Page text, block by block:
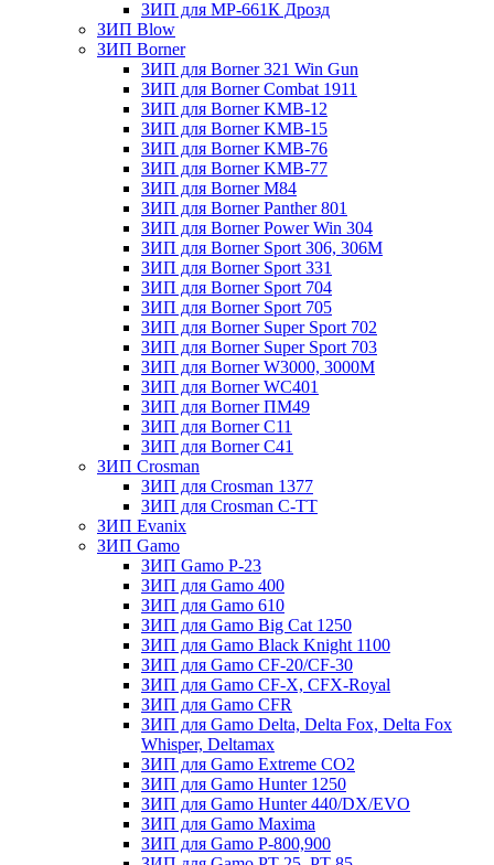
ЗИП для МР-661К Дрозд
ЗИП Blow
ЗИП Borner
ЗИП для Borner 321 Win Gun
ЗИП для Borner Combat 1911
ЗИП для Borner KMB-12
ЗИП для Borner KMB-15
ЗИП для Borner KMB-76
ЗИП для Borner KMB-77
ЗИП для Borner M84
ЗИП для Borner Panther 801
ЗИП для Borner Power Win 304
ЗИП для Borner Sport 306, 306M
ЗИП для Borner Sport 331
ЗИП для Borner Sport 704
ЗИП для Borner Sport 705
ЗИП для Borner Super Sport 702
ЗИП для Borner Super Sport 703
ЗИП для Borner W3000, 3000М
ЗИП для Borner WC401
ЗИП для Borner ПМ49
ЗИП для Borner С11
ЗИП для Borner С41
ЗИП Crosman
ЗИП для Crosman 1377
ЗИП для Crosman C-TT
ЗИП Evanix
ЗИП Gamo
ЗИП Gamo P-23
ЗИП для Gamo 400
ЗИП для Gamo 610
ЗИП для Gamo Big Cat 1250
ЗИП для Gamo Black Knight 1100
ЗИП для Gamo CF-20/CF-30
ЗИП для Gamo CF-X, CFX-Royal
ЗИП для Gamo CFR
ЗИП для Gamo Delta, Delta Fox, Delta Fox
Whisper, Deltamax
ЗИП для Gamo Extreme CO2
ЗИП для Gamo Hunter 1250
ЗИП для Gamo Hunter 440/DX/EVO
ЗИП для Gamo Maxima
ЗИП для Gamo P-800,900